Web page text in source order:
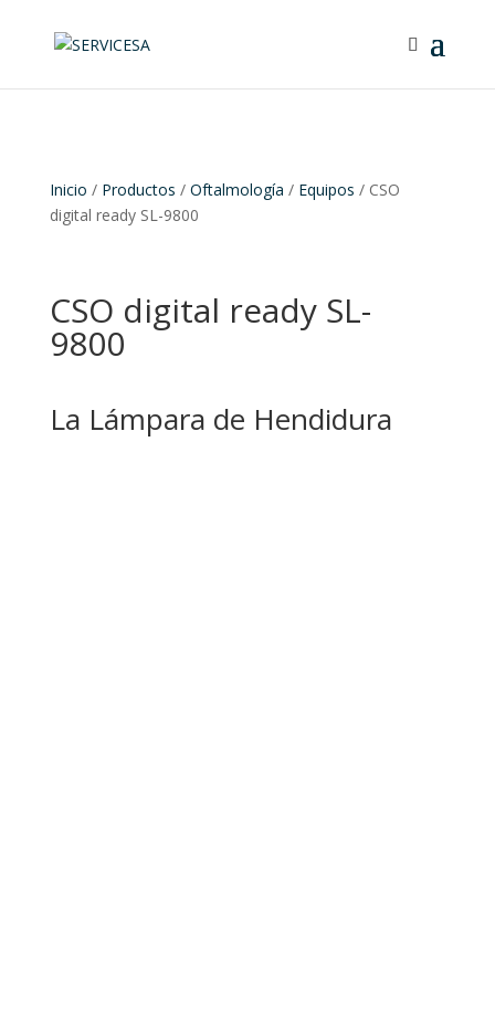
Inicio / Productos / Oftalmología / Equipos / CSO
digital ready SL-9800
CSO digital ready SL-
9800
La Lámpara de Hendidura